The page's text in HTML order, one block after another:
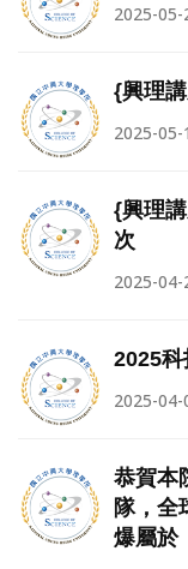
2025-05-
{興理
2025-05-
{興理
次
2025-04-
2025
2025-04-
恭賀本
隊，全
爆屬於